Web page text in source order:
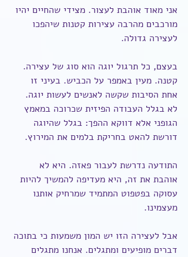
אני מאוד אוהבת לעצור. מצידי שהחיים יהיו
מורכבים מהרבה עצירות קטנות שיהפכו
לעצירה גדולה.
בעצם, כל תרגול יוגה הוא סוג של עצירה.
קטנה. מעין באמפר על הכביש. בעיני זו
אחת הסיבות שקשה לאנשים לעשות יוגה.
לא בגלל העבודה הפיזית שכרוכה במאמץ
הגופני אלא דווקא ההפך: בגלל שהיוגה
דורשת להאט בחריקת בלמים את המירוץ.
התודעה נדרשת לעבור פאזה. היא לא
אוהבת את זה, היא מעדיפה להמשיך להיות
עסוקה בפטפוט המתמיד שמרחיק אותנו
מעצמינו.
אבל לעצירה הזו יש המון משמעות כי בתוכה
דברים מופיעים ומתגלים. אנחנו מתגלים